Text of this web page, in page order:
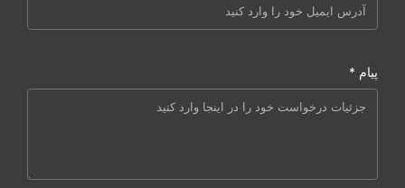
پیام *